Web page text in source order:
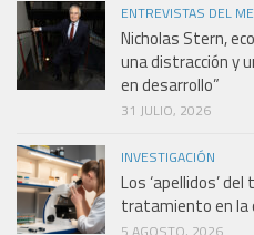
ENTREVISTAS DEL
Nicholas Stern,
una distracción y
en desarrollo”
31 JULIO, 2026
INVESTIGACIÓN
Los ‘apellidos’
tratamiento en la